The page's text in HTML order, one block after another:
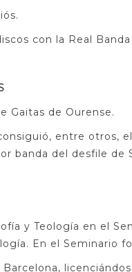
con la Real
Gaitas de Ourense.
entre otros,
banda del desfile de
y Teología en el
En el
Barcelona,